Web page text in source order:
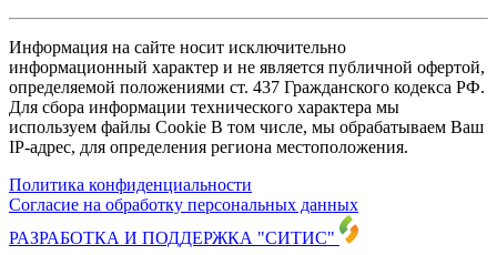
Информация на сайте носит исключительно
информационный характер и не является публичной офертой,
определяемой положениями ст. 437 Гражданского кодекса РФ.
Для сбора информации технического характера мы
используем файлы Cookie В том числе, мы обрабатываем Ваш
IP-адрес, для определения региона местоположения.
Политика конфиденциальности
Согласие на обработку персональных данных
РАЗРАБОТКА И ПОДДЕРЖКА "СИТИС"